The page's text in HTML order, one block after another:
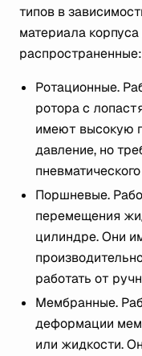
типов в
материала
распространенные:
Ротационные.
ротора с
имеют высокую
давление, но
Поршневые.
перемещения
цилиндре. Они
работать от
Мембранные.
деформации
или жидкости.